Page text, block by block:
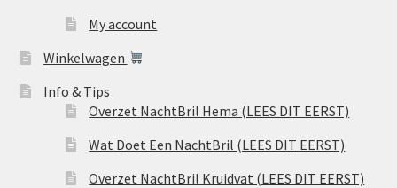
My account
Winkelwagen
Info & Tips
Overzet NachtBril Hema (LEES DIT EERST)
Wat Doet Een NachtBril (LEES DIT EERST)
Overzet NachtBril Kruidvat (LEES DIT EERST)